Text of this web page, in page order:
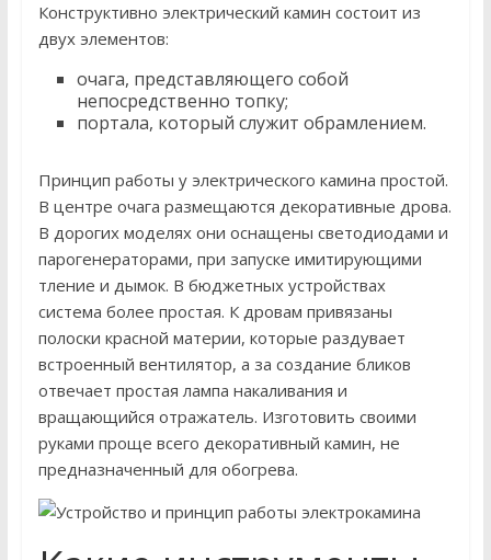
Конструктивно электрический камин состоит из
двух элементов:
очага, представляющего собой
непосредственно топку;
портала, который служит обрамлением.
Принцип работы у электрического камина простой.
В центре очага размещаются декоративные дрова.
В дорогих моделях они оснащены светодиодами и
парогенераторами, при запуске имитирующими
тление и дымок. В бюджетных устройствах
система более простая. К дровам привязаны
полоски красной материи, которые раздувает
встроенный вентилятор, а за создание бликов
отвечает простая лампа накаливания и
вращающийся отражатель. Изготовить своими
руками проще всего декоративный камин, не
предназначенный для обогрева.